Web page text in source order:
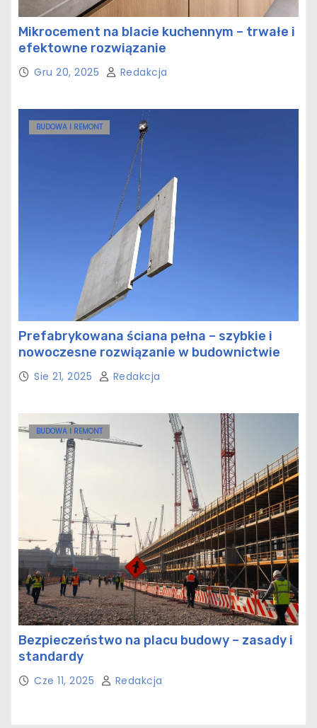
Mikrocement na blacie kuchennym – trwałe i
efektowne rozwiązanie
Gru 20, 2025 Redakcja
BUDOWA I REMONT
Prefabrykowana ściana pełna – szybkie i
nowoczesne rozwiązanie w budownictwie
Sie 21, 2025 Redakcja
BUDOWA I REMONT
Bezpieczeństwo na placu budowy – zasady i
standardy
Cze 11, 2025 Redakcja